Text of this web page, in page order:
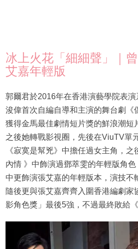
冰上火花「細細聲」｜
艾嘉年輕版
郭爾君於2016年在香港演藝學院表
浚偉首次自編自導和主演的舞台劇《
獲得金馬最佳劇情短片獎的鮮浪潮短
之後她轉戰影視圈，先後在ViuTV單
《寂寞是幫兇》中擔任過女主角，
內情 》中飾演過鄧萃雯的年輕版角色
中更飾演張艾嘉的年輕版本，演技不
隨後更與張艾嘉齊齊入圍香港編劇家
影角色獎」最後5強，不過最終敗給